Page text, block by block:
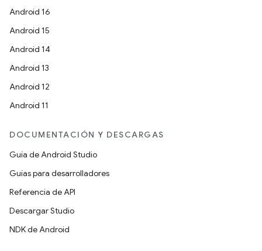
Android 16
Android 15
Android 14
Android 13
Android 12
Android 11
DOCUMENTACIÓN Y DESCARGAS
Guía de Android Studio
Guías para desarrolladores
Referencia de API
Descargar Studio
NDK de Android